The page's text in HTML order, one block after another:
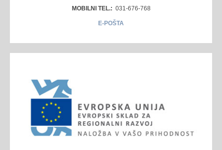
MOBILNI TEL.: 031-676-768
E-POŠTA